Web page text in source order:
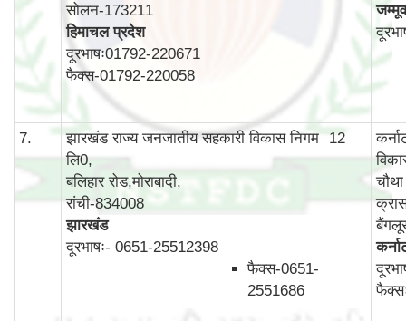
सोलन-173211
हिमाचल प्रदेश
दूरभाषः01792-220671
फैक्स-01792-220058
7.
झारखंड राज्य जनजातीय सहकारी विकास निगम
लि0,
बलिहार रोड,मोराबादी,
रांची-834008
झारखंड
दूरभाषः- 0651-25512398
फैक्स-0651-
2551686
12